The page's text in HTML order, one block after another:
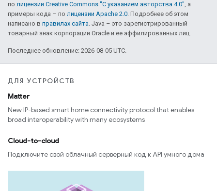
по лицензии Creative Commons "С указанием авторства 4.0", а
примеры кода – по лицензии Apache 2.0. Подробнее об этом
написано в правилах сайта. Java – это зарегистрированный
товарный знак корпорации Oracle и ее аффилированных лиц.
Последнее обновление: 2026-08-05 UTC.
ДЛЯ УСТРОЙСТВ
Matter
New IP-based smart home connectivity protocol that enables
broad interoperability with many ecosystems
Cloud-to-cloud
Подключите свой облачный серверный код к API умного дома